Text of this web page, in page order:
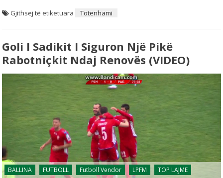
Gjithsej të etiketuara Totenhami
Goli I Sadikit I Siguron Një Pikë
Rabotniçkit Ndaj Renovës (VIDEO)
BALLINA FUTBOLL Futboll Vendor LPFM TOP LAJME